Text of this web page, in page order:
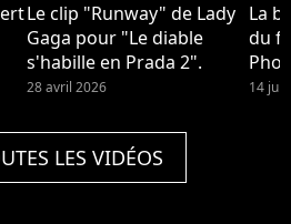
Le clip "Runway" de Lady
Gaga pour "Le diable
s'habille en Prada 2".
28 avril 2026
La
du
14
LES VIDÉOS